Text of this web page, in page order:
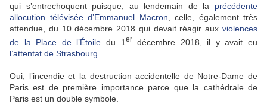
qui s’entrechoquent puisque, au lendemain de la précédente
allocution télévisée d’Emmanuel Macron , celle, également très
attendue, du 10 décembre 2018 qui devait réagir aux violences
de la Place de l’Étoile du 1 er
décembre 2018, il y avait eu
l’attentat de Strasbourg
Oui, l’incendie et la destruction accidentelle de Notre-Dame de
Paris est de première importance parce que la cathédrale de
Paris est un double symbole.